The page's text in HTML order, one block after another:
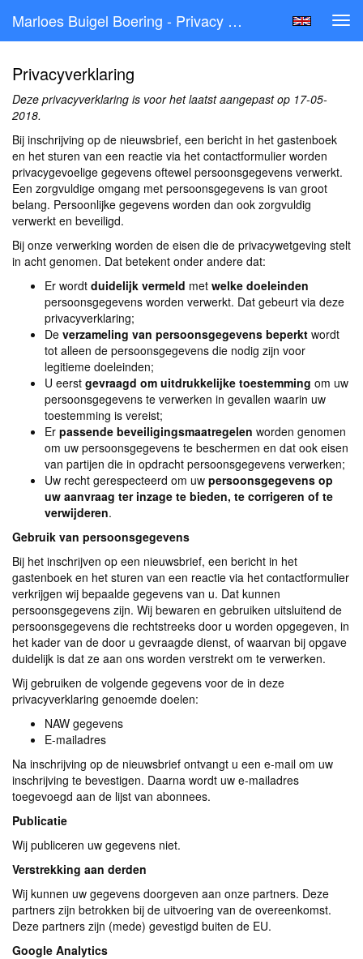
Marloes Buigel Boering - Privacy Verklaring
Privacyverklaring
Deze privacyverklaring is voor het laatst aangepast op 17-05-
2018.
Bij inschrijving op de nieuwsbrief, een bericht in het gastenboek
en het sturen van een reactie via het contactformulier worden
privacygevoelige gegevens oftewel persoonsgegevens verwerkt.
Een zorgvuldige omgang met persoonsgegevens is van groot
belang. Persoonlijke gegevens worden dan ook zorgvuldig
verwerkt en beveiligd.
Bij onze verwerking worden de eisen die de privacywetgeving stelt
in acht genomen. Dat betekent onder andere dat:
Er wordt duidelijk vermeld met welke doeleinden
persoonsgegevens worden verwerkt. Dat gebeurt via deze
privacyverklaring;
De verzameling van persoonsgegevens beperkt wordt
tot alleen de persoonsgegevens die nodig zijn voor
legitieme doeleinden;
U eerst gevraagd om uitdrukkelijke toestemming om uw
persoonsgegevens te verwerken in gevallen waarin uw
toestemming is vereist;
Er passende beveiligingsmaatregelen worden genomen
om uw persoonsgegevens te beschermen en dat ook eisen
van partijen die in opdracht persoonsgegevens verwerken;
Uw recht gerespecteerd om uw persoonsgegevens op
uw aanvraag ter inzage te bieden, te corrigeren of te
verwijderen.
Gebruik van persoonsgegevens
Bij het inschrijven op een nieuwsbrief, een bericht in het
gastenboek en het sturen van een reactie via het contactformulier
verkrijgen wij bepaalde gegevens van u. Dat kunnen
persoonsgegevens zijn. Wij bewaren en gebruiken uitsluitend de
persoonsgegevens die rechtstreeks door u worden opgegeven, in
het kader van de door u gevraagde dienst, of waarvan bij opgave
duidelijk is dat ze aan ons worden verstrekt om te verwerken.
Wij gebruiken de volgende gegevens voor de in deze
privacyverklaring genoemde doelen:
NAW gegevens
E-mailadres
Na inschrijving op de nieuwsbrief ontvangt u een e-mail om uw
inschrijving te bevestigen. Daarna wordt uw e-mailadres
toegevoegd aan de lijst van abonnees.
Publicatie
Wij publiceren uw gegevens niet.
Verstrekking aan derden
Wij kunnen uw gegevens doorgeven aan onze partners. Deze
partners zijn betrokken bij de uitvoering van de overeenkomst.
Deze partners zijn (mede) gevestigd buiten de EU.
Google Analytics